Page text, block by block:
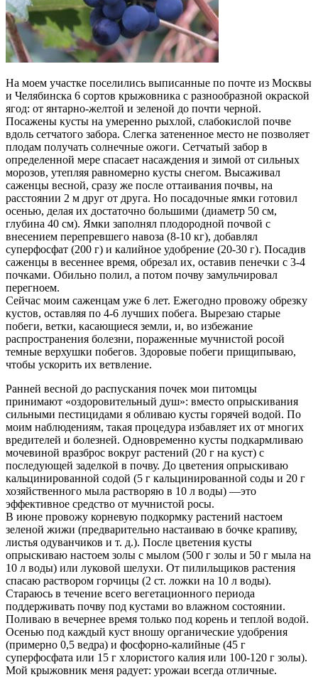
На моем участке поселились выписанные по почте из Москвы
и Челябинска 6 сортов крыжовника с разнообразной окраской
ягод: от янтарно-желтой и зеленой до почти черной.
Посажены кусты на умеренно рыхлой, слабокислой почве
вдоль сетчатого забора. Слегка затененное место не позволяет
плодам получать солнечные ожоги. Сетчатый забор в
определенной мере спасает насаждения и зимой от сильных
морозов, утепляя равномерно кусты снегом. Высаживал
саженцы весной, сразу же после оттаивания почвы, на
расстоянии 2 м друг от друга. Но посадочные ямки готовил
осенью, делая их достаточно большими (диаметр 50 см,
глубина 40 см). Ямки заполнял плодородной почвой с
внесением перепревшего навоза (8-10 кг), добавлял
суперфосфат (200 г) и калийное удобрение (20-30 г). Посадив
саженцы в весеннее время, обрезал их, оставив пенечки с 3-4
почками. Обильно полил, а потом почву замульчировал
перегноем.
Сейчас моим саженцам уже 6 лет. Ежегодно провожу обрезку
кустов, оставляя по 4-6 лучших побега. Вырезаю старые
побеги, ветки, касающиеся земли, и, во избежание
распространения болезни, пораженные мучнистой росой
темные верхушки побегов. Здоровые побеги прищипываю,
чтобы ускорить их ветвление.
Ранней весной до распускания почек мои питомцы
принимают «оздоровительный душ»: вместо опрыскивания
сильными пестицидами я обливаю кусты горячей водой. По
моим наблюдениям, такая процедура избавляет их от многих
вредителей и болезней. Одновременно кусты подкармливаю
мочевиной вразброс вокруг растений (20 г на куст) с
последующей заделкой в почву. До цветения опрыскиваю
кальцинированной содой (5 г кальцинированной соды и 20 г
хозяйственного мыла растворяю в 10 л воды) —это
эффективное средство от мучнистой росы.
В июне провожу корневую подкормку растений настоем
зеленой жижи (предварительно настаиваю в бочке крапиву,
листья одуванчиков и т. д.). После цветения кусты
опрыскиваю настоем золы с мылом (500 г золы и 50 г мыла на
10 л воды) или луковой шелухи. От пилильщиков растения
спасаю раствором горчицы (2 ст. ложки на 10 л воды).
Стараюсь в течение всего вегетационного периода
поддерживать почву под кустами во влажном состоянии.
Поливаю в вечернее время только под корень и теплой водой.
Осенью под каждый куст вношу органические удобрения
(примерно 0,5 ведра) и фосфорно-калийные (45 г
суперфосфата или 15 г хлористого калия или 100-120 г золы).
Мой крыжовник меня радует: урожаи всегда отличные.